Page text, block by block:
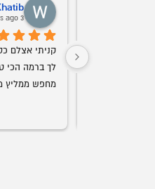
Wateen Khatib
מחפש ממליץ מאוד מאוד